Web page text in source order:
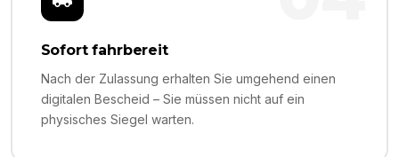
Sofort fahrbereit
Nach der Zulassung erhalten Sie umgehend einen
digitalen Bescheid – Sie müssen nicht auf ein
physisches Siegel warten.